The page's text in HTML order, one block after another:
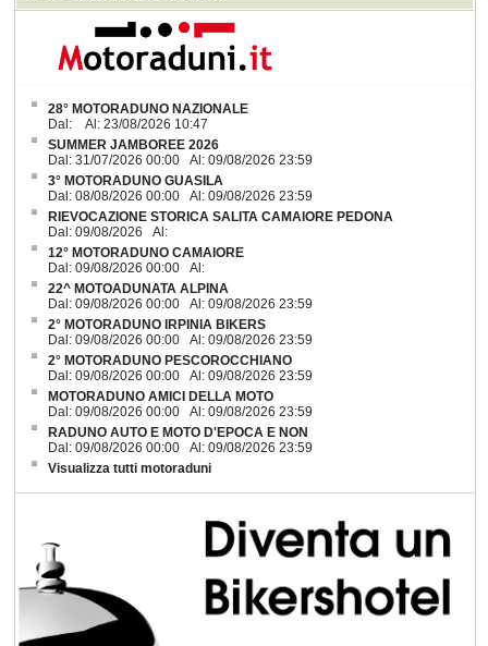
28° MOTORADUNO NAZIONALE
Dal: Al: 23/08/2026 10:47
SUMMER JAMBOREE 2026
Dal: 31/07/2026 00:00 Al: 09/08/2026 23:59
3° MOTORADUNO GUASILA
Dal: 08/08/2026 00:00 Al: 09/08/2026 23:59
RIEVOCAZIONE STORICA SALITA CAMAIORE PEDONA
Dal: 09/08/2026 Al:
12° MOTORADUNO CAMAIORE
Dal: 09/08/2026 00:00 Al:
22^ MOTOADUNATA ALPINA
Dal: 09/08/2026 00:00 Al: 09/08/2026 23:59
2° MOTORADUNO IRPINIA BIKERS
Dal: 09/08/2026 00:00 Al: 09/08/2026 23:59
2° MOTORADUNO PESCOROCCHIANO
Dal: 09/08/2026 00:00 Al: 09/08/2026 23:59
MOTORADUNO AMICI DELLA MOTO
Dal: 09/08/2026 00:00 Al: 09/08/2026 23:59
RADUNO AUTO E MOTO D'EPOCA E NON
Dal: 09/08/2026 00:00 Al: 09/08/2026 23:59
Visualizza tutti motoraduni